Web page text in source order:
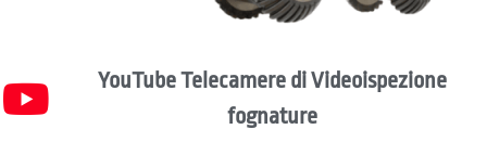
YouTube Telecamere di Videoispezione
fognature